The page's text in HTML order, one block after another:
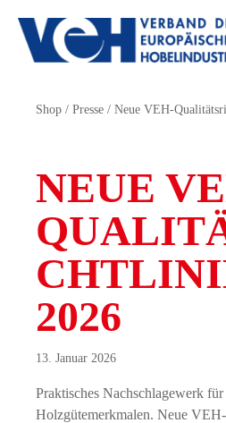
Shop / Presse / Neue VEH-
NEUE
2026
13. Januar 2026
Praktisches Nachschlagewerk
Holzgütemerkmalen. Neue